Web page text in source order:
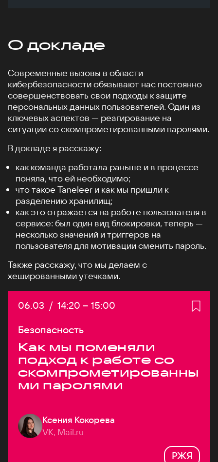
О докладе
Современные вызовы в области
кибербезопасности обязывают нас постоянно
совершенствовать свои подходы к защите
персональных данных пользователей. Один из
ключевых аспектов — реагирование на
ситуации со скомпрометированными паролями.
В докладе я расскажу:
как команда работала раньше и в процессе
поняла, что ей необходимо;
что такое Taneleer и как мы пришли к
разделению хранилищ;
как это отражается на работе пользователя в
сервисе: был один вид блокировки, теперь —
несколько значений и триггеров на
пользователя для мотивации сменить пароль.
Также расскажу, что мы делаем с
хешированными утечками.
Дата:
06.03 / Начало:
14:20 – Конец:
15:00
Безопасность
Как мы поменяли
подход к работе со
скомпрометированны
ми паролями
Ксения Кокорева
VK, Mail.ru
РЖЯ